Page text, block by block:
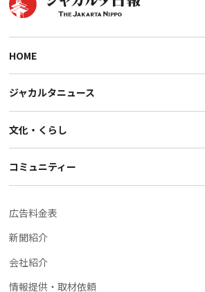
HOME
ジャカルタニュース
文化・くらし
コミュニティー
広告料金表
新聞紹介
会社紹介
情報提供・取材依頼